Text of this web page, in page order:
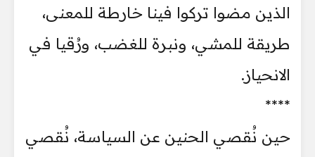
الذين مضوا تركوا فينا خارطة للمعنى،
طريقة للمشي، ونبرة للغضب، ورُقيا في
الانحياز.
****
حين نُقصي الحنين عن السياسة، نُقصي